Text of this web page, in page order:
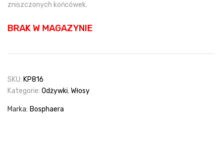
zniszczonych końcówek.
BRAK W MAGAZYNIE
SKU: KP816
Kategorie: Odżywki,Włosy
Marka: Bosphaera